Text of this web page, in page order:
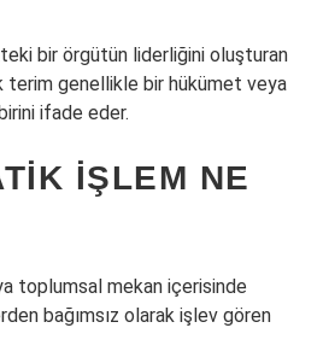
bir örgütün liderliğini oluşturan
terim genellikle bir hükümet veya
ifade eder.
IŞLEM NE
toplumsal mekan içerisinde
bağımsız olarak işlev gören